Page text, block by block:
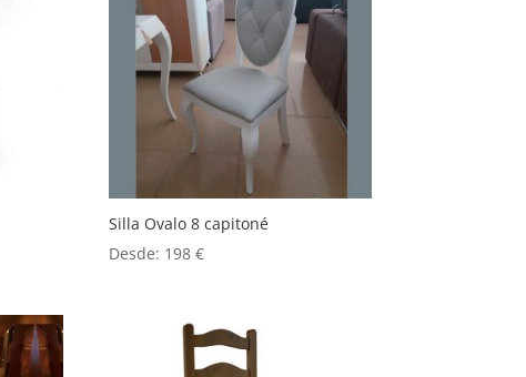
Silla Ovalo 8 capitoné
Desde: 198€